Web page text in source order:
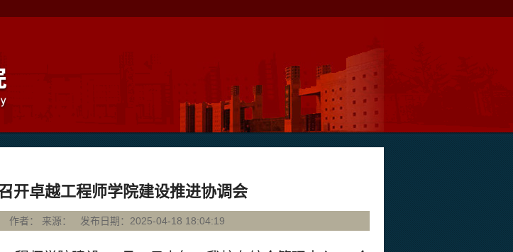
开卓越工程师学院建设推进协调会
作者： 来源： 发布日期：2025-04-18 18:04:19